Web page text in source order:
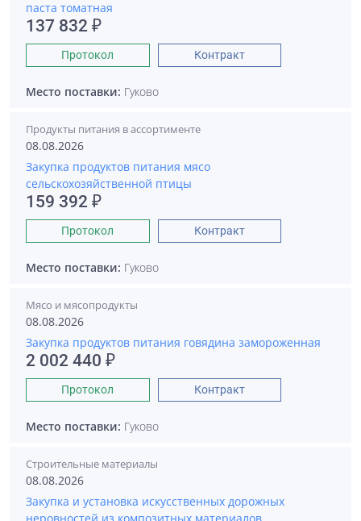
паста томатная
137 832 ₽
Протокол Контракт
Место поставки: Гуково
Продукты питания в ассортименте
08.08.2026
Закупка продуктов питания мясо
сельскохозяйственной птицы
159 392 ₽
Протокол Контракт
Место поставки: Гуково
Мясо и мясопродукты
08.08.2026
Закупка продуктов питания говядина замороженная
2 002 440 ₽
Протокол Контракт
Место поставки: Гуково
Строительные материалы
08.08.2026
Закупка и установка искусственных дорожных